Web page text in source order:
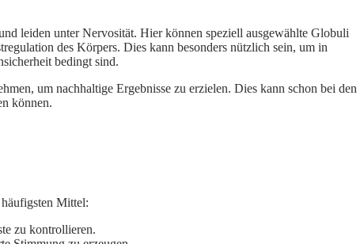
leiden unter Nervosität. Hier können speziell ausgewählte Globuli
des Körpers. Dies kann besonders nützlich sein, um in
bedingt sind.
um nachhaltige Ergebnisse zu erzielen. Dies kann schon bei den
können.
Mittel:
zu kontrollieren.